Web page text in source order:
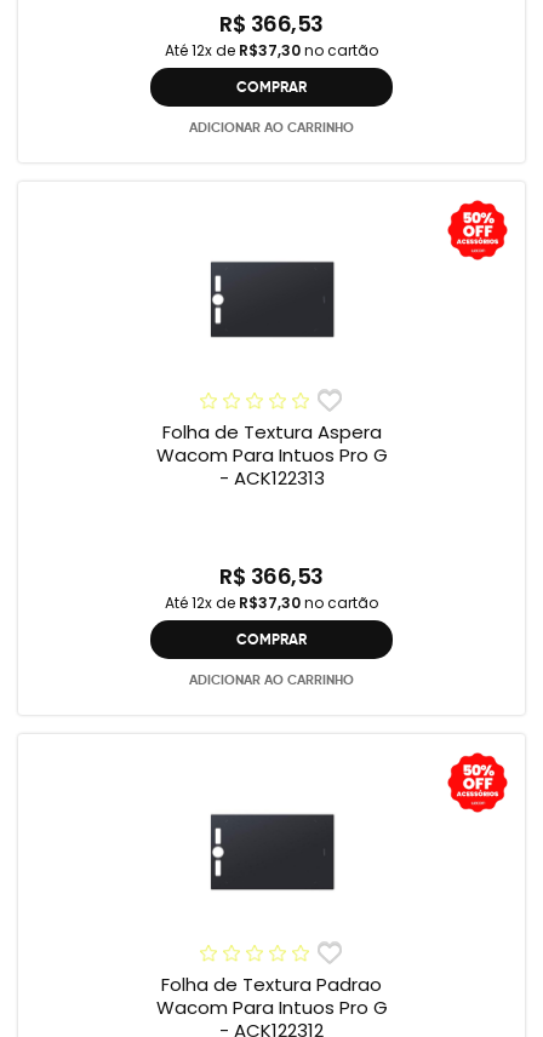
R$ 366,53
Até 12x de R$37,30no cartão
COMPRAR
ADICIONAR AO CARRINHO
Folha de Textura Aspera
Wacom Para Intuos Pro G
- ACK122313
R$ 366,53
Até 12x de R$37,30no cartão
COMPRAR
ADICIONAR AO CARRINHO
Folha de Textura Padrao
Wacom Para Intuos Pro G
- ACK122312